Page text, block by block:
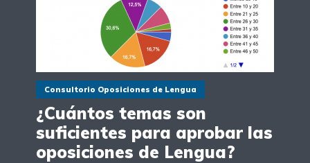
Consultorio Oposiciones de Lengua
¿Cuántos temas son
suficientes para aprobar las
oposiciones de Lengua?